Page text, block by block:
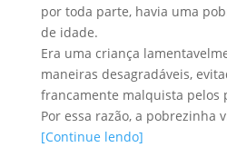
por toda parte, havia uma
de idade.
Era uma criança
maneiras desagradáveis,
francamente malquista pelos
Por essa razão, a pobrezinha
[Continue lendo]